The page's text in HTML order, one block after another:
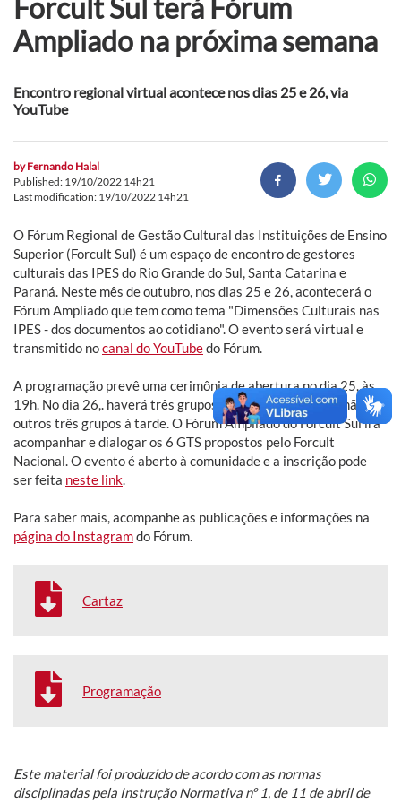
Forcult Sul terá Fórum
Ampliado na próxima semana
Encontro regional virtual acontece nos dias 25 e 26, via
YouTube
byFernando Halal
Published: 19/10/2022 14h21
Last modification: 19/10/2022 14h21
O Fórum Regional de Gestão Cultural das Instituições de Ensino
Superior (Forcult Sul) é um espaço de encontro de gestores
culturais das IPES do Rio Grande do Sul, Santa Catarina e
Paraná. Neste mês de outubro, nos dias 25 e 26, acontecerá o
Fórum Ampliado que tem como tema "Dimensões Culturais nas
IPES - dos documentos ao cotidiano". O evento será virtual e
transmitido nocanal do YouTubedo Fórum.
A programação prevê uma cerimônia de abertura no dia 25, às
19h. No dia 26,. haverá três grupos de trabalho pela manhã e
outros três grupos à tarde. O Fórum Ampliado do Forcult Sul irá
acompanhar e dialogar os 6 GTS propostos pelo Forcult
Nacional. O evento é aberto à comunidade e a inscrição pode
ser feita neste link
Para saber mais, acompanhe as publicações e informações na
página do Instagramdo Fórum.
Cartaz
Programação
Este material foi produzido de acordo com as normas
disciplinadas pela Instrução Normativa nº 1, de 11 de abril de